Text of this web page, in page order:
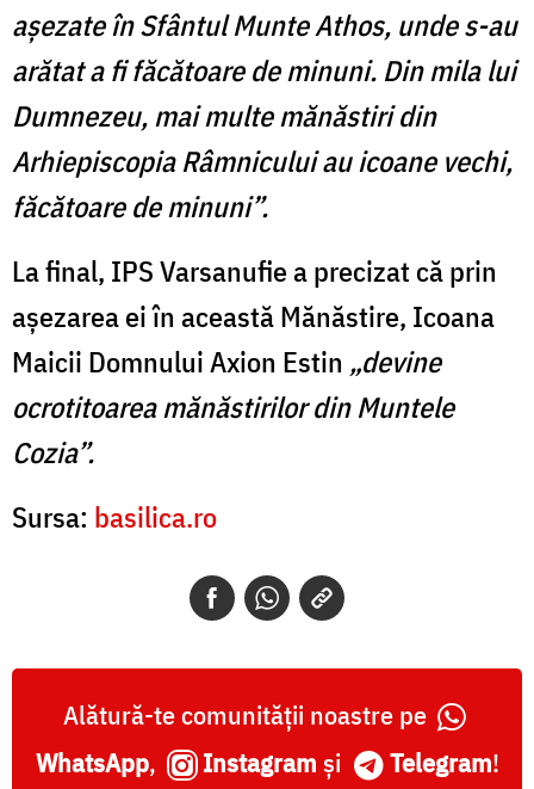
așezate în Sfântul Munte Athos, unde s-au
arătat a fi făcătoare de minuni. Din mila lui
Dumnezeu, mai multe mănăstiri din
Arhiepiscopia Râmnicului au icoane vechi,
făcătoare de minuni”.
La final, IPS Varsanufie a precizat că prin
așezarea ei în această Mănăstire, Icoana
Maicii Domnului Axion Estin „devine
ocrotitoarea mănăstirilor din Muntele
Cozia”.
Sursa: basilica.ro
Alătură-te comunității noastre pe
WhatsApp, Instagram și Telegram!